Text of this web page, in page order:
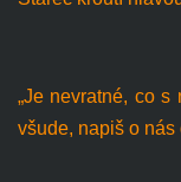
„Je nevratné, co
všude, napiš o nás